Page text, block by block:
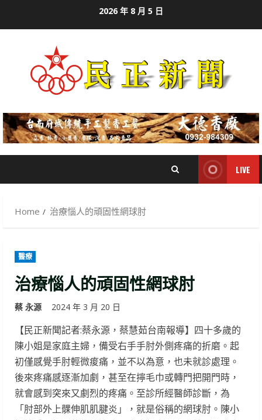
2026 年 8 月 5 日
LIVE
Home 治療惱人的頑固性網球肘
醫療
治療惱人的頑固性網球肘
蔡 永源 2024 年 3 月 20 日
【民正新聞記者:蔡永源，蔡慧茹台南報導】四十多歲的
陳小姐是家庭主婦，備受右手手肘外側疼痛的折磨。起
初僅感覺手肘輕微痠痛，並不以為意，也未就診處理。
後來疼痛感逐漸加劇，甚至在擰毛巾或轉門把開門時，
就會感到突來又劇烈的疼痛。至診所經醫師診斷，為
「肘部外上髁伸肌肌腱炎」，就是俗稱的網球肘。陳小